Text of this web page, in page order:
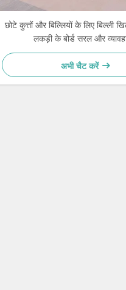
छोटे कुत्तों और बिल्लियों के लिए बिल्ली
लकड़ी के बोर्ड सरल और
अभी चैट करें